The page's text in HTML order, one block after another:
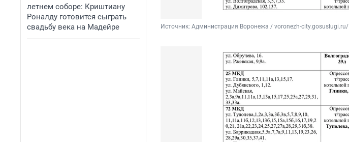
летнем соборе: Криштиану
Роналду готовится сыграть
свадьбу века на Мадейре
Источник: Администрация Воронежа / voronezh-city.gosuslugi.ru/